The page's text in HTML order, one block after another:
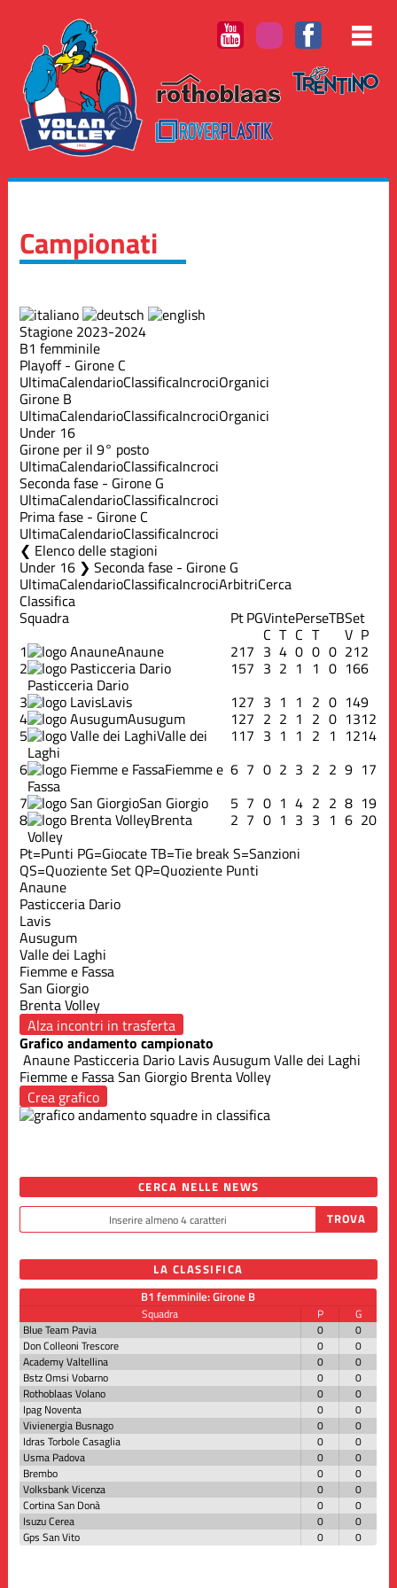
Campionati
Stagione 2023-2024
B1 femminile
Playoff - Girone C
UltimaCalendarioClassificaIncrociOrganici
Girone B
UltimaCalendarioClassificaIncrociOrganici
Under 16
Girone per il 9° posto
UltimaCalendarioClassificaIncroci
Seconda fase - Girone G
UltimaCalendarioClassificaIncroci
Prima fase - Girone C
UltimaCalendarioClassificaIncroci
Elenco delle stagioni
Under 16 ❯ Seconda fase - Girone G
UltimaCalendarioClassificaIncrociArbitriCerca
Classifica
Squadra PtPGVintePerseTBSet
C T C T V P
1 Anaune 217 3 4 0 0 0 212
2
Pasticceria Dario
157 3 2 1 1 0 166
3
Lavis 127 3 1 1 2 0 149
4 Ausugum 127 2 2 1 2 0 1312
5 Valle dei
Laghi
117 3 1 1 2 1 1214
6
Fiemme e
Fassa
6 7 0 2 3 2 2 9 17
7
San Giorgio 5 7 0 1 4 2 2 8 19
8 Brenta
Volley
2 7 0 1 3 3 1 6 20
Pt=Punti PG=GiocateTB=Tie breakS=Sanzioni
QS=Quoziente Set QP=Quoziente Punti
Anaune
Pasticceria Dario
Lavis
Ausugum
Valle dei Laghi
Fiemme e Fassa
San Giorgio
Brenta Volley
Alza incontri in trasferta
Grafico andamento campionato
Anaune Pasticceria Dario LavisAusugumValle dei Laghi
Fiemme e FassaSan Giorgio Brenta Volley
Crea grafico
CERCA NELLE NEWS
LA CLASSIFICA
B1 femminile: Girone B
Squadra P
G
Blue Team Pavia
0
0
Don Colleoni Trescore
0
0
Academy Valtellina
0
0
Bstz Omsi Vobarno
0
0
Rothoblaas Volano
0
0
Ipag Noventa
0
0
Vivienergia Busnago
0
0
Idras Torbole Casaglia
0
0
Usma Padova
0
0
Brembo
0
0
Volksbank Vicenza
0
0
Cortina San Donà
0
0
Isuzu Cerea
0
0
Gps San Vito
0 0